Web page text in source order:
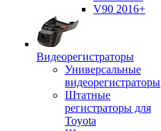
V90 2016+
Видеорегистраторы
Универсальные
видеорегистраторы
Штатные
регистраторы для
Toyota